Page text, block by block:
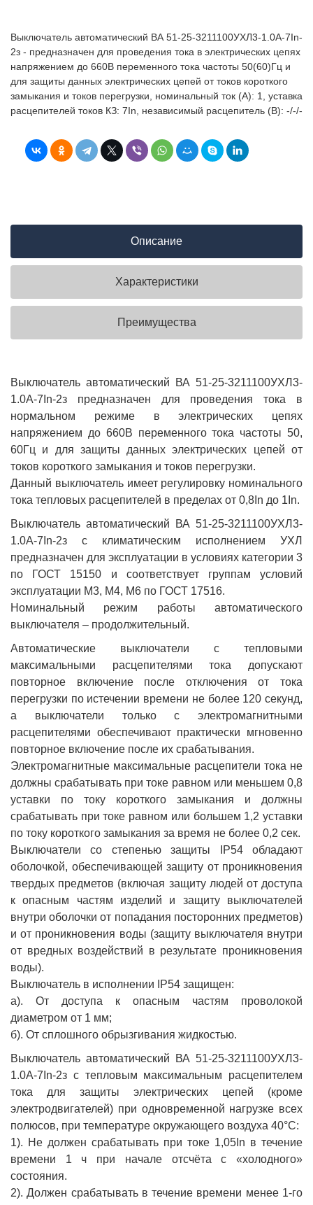
Выключатель автоматический ВА 51-25-3211100УХЛ3-1.0А-7In-
2з - предназначен для проведения тока в электрических цепях
напряжением до 660В переменного тока частоты 50(60)Гц и
для защиты данных электрических цепей от токов короткого
замыкания и токов перегрузки, номинальный ток (А): 1, уставка
расцепителей токов КЗ: 7In, независимый расцепитель (В): -/-/-
Описание
Характеристики
Преимущества
Выключатель автоматический ВА 51-25-3211100УХЛ3-
1.0А-7In-2з предназначен для проведения тока в
нормальном режиме в электрических цепях
напряжением до 660В переменного тока частоты 50,
60Гц и для защиты данных электрических цепей от
токов короткого замыкания и токов перегрузки.
Данный выключатель имеет регулировку номинального
тока тепловых расцепителей в пределах от 0,8In до 1In.
Выключатель автоматический ВА 51-25-3211100УХЛ3-
1.0А-7In-2з с климатическим исполнением УХЛ
предназначен для эксплуатации в условиях категории 3
по ГОСТ 15150 и соответствует группам условий
эксплуатации М3, М4, М6 по ГОСТ 17516.
Номинальный режим работы автоматического
выключателя – продолжительный.
Автоматические выключатели с тепловыми
максимальными расцепителями тока допускают
повторное включение после отключения от тока
перегрузки по истечении времени не более 120 секунд,
а выключатели только с электромагнитными
расцепителями обеспечивают практически мгновенно
повторное включение после их срабатывания.
Электромагнитные максимальные расцепители тока не
должны срабатывать при токе равном или меньшем 0,8
уставки по току короткого замыкания и должны
срабатывать при токе равном или большем 1,2 уставки
по току короткого замыкания за время не более 0,2 сек.
Выключатели со степенью защиты IP54 обладают
оболочкой, обеспечивающей защиту от проникновения
твердых предметов (включая защиту людей от доступа
к опасным частям изделий и защиту выключателей
внутри оболочки от попадания посторонних предметов)
и от проникновения воды (защиту выключателя внутри
от вредных воздействий в результате проникновения
воды).
Выключатель в исполнении IP54 защищен:
а). От доступа к опасным частям проволокой
диаметром от 1 мм;
б). От сплошного обрызгивания жидкостью.
Выключатель автоматический ВА 51-25-3211100УХЛ3-
1.0А-7In-2з с тепловым максимальным расцепителем
тока для защиты электрических цепей (кроме
электродвигателей) при одновременной нагрузке всех
полюсов, при температуре окружающего воздуха 40°С:
1). Не должен срабатывать при токе 1,05In в течение
времени 1 ч при начале отсчёта с «холодного»
состояния.
2). Должен срабатывать в течение времени менее 1-го